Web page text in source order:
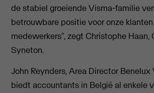
de stabiel groeiende Visma-familie
betrouwbare positie voor onze
medewerkers”, zegt Christophe Haan,
Syneton.
John Reynders, Area Director
biedt accountants in België al enkele